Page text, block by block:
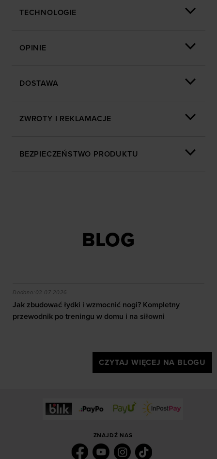
dopasowywania treści oraz udoskonalania rozwiązań
znajdziesz w naszej
oraz sekcji
TECHNOLOGIE
OPINIE
DOSTAWA
ZWROTY I REKLAMACJE
BEZPIECZEŃSTWO PRODUKTU
BLOG
mapę i jaki sprzęt wybrać?
Jak zbudować łydki i wzmocnić nogi? Kompletny
Dodano: 03-07-2026
Jak zbudować łydki i wzmocnić nogi? Kompletny
przewodnik po treningu w domu i na siłowni
CZYTAJ WIĘCEJ NA BLOGU
ZNAJDŹ NAS